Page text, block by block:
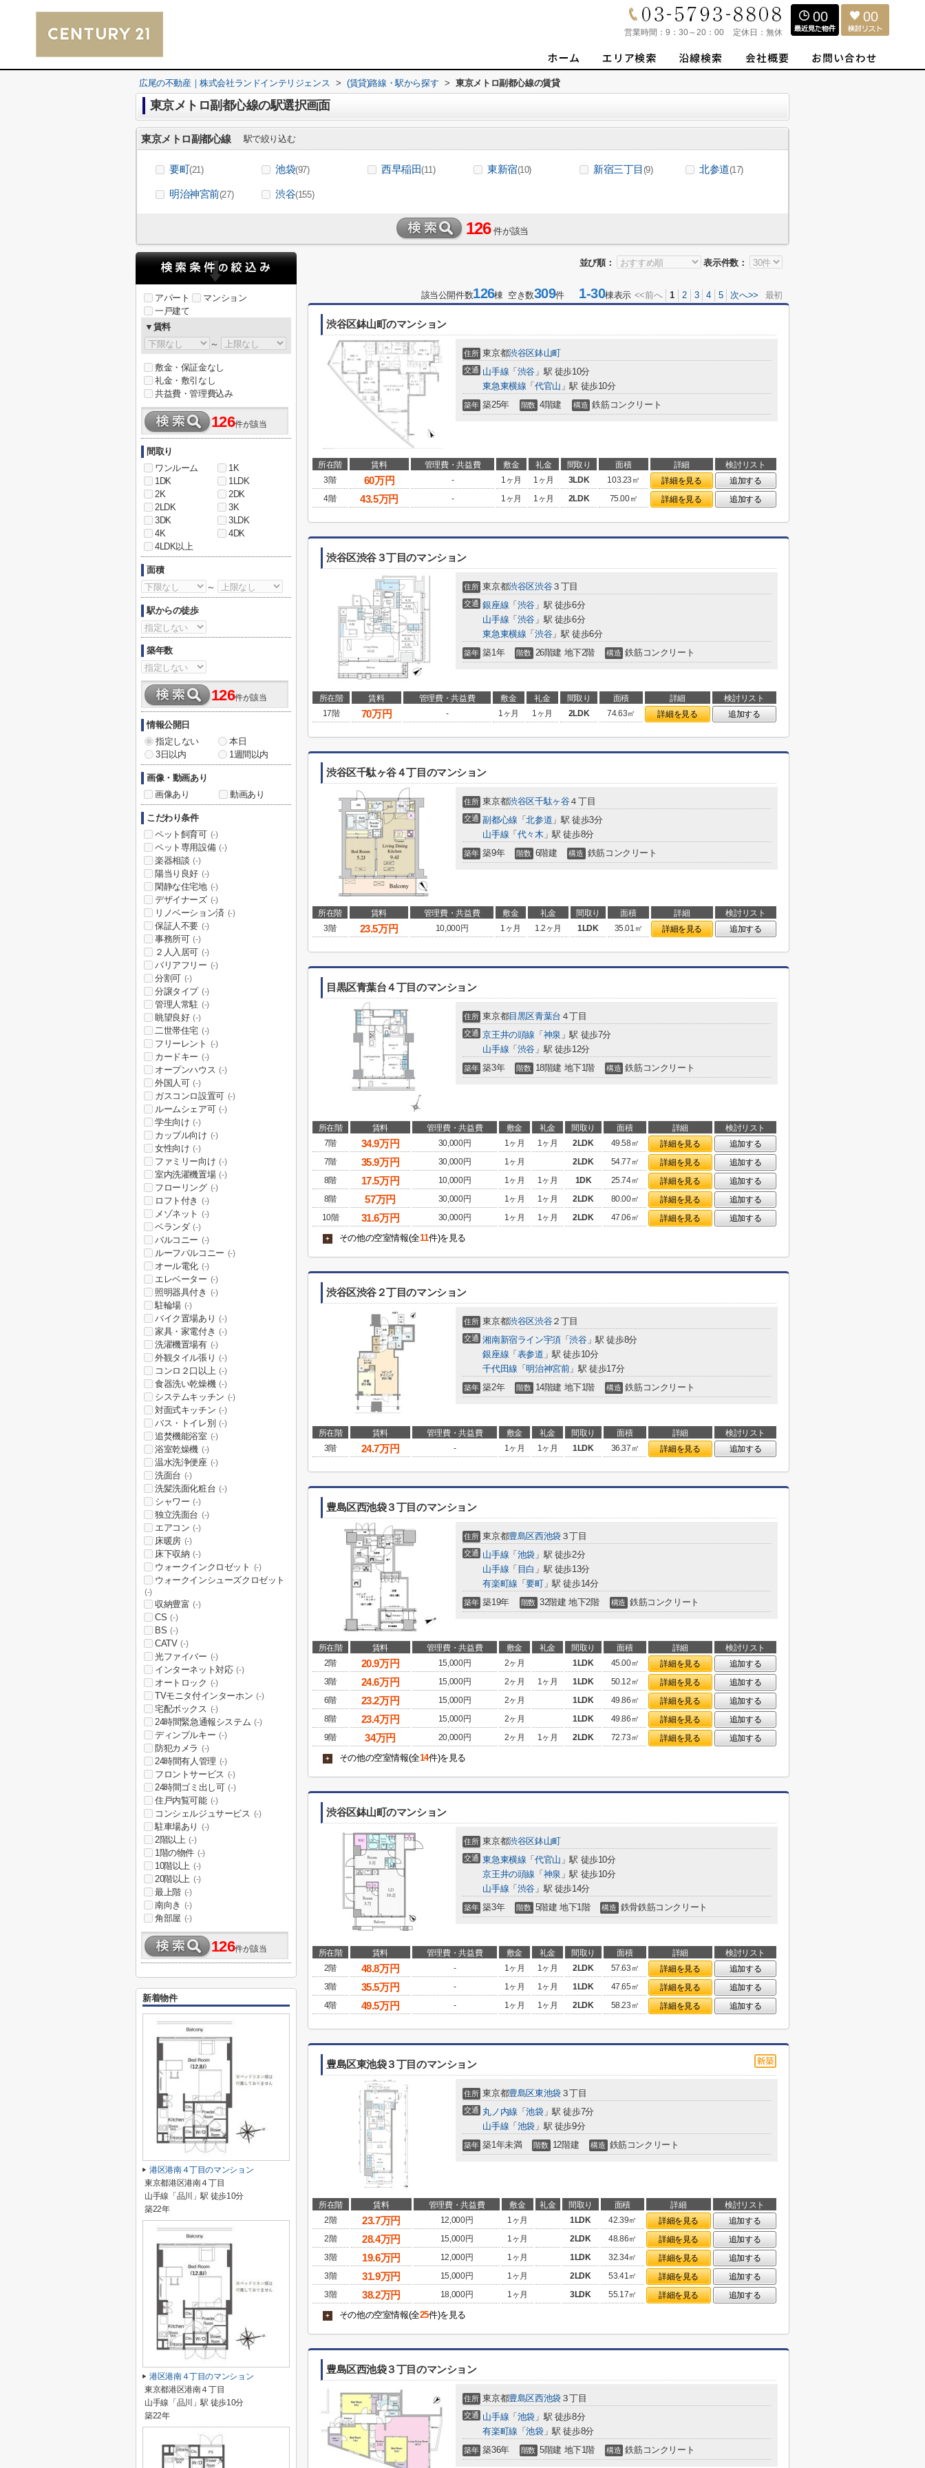
営業時間： 9：30～20：00 定休日： 無休
00 00
広尾の不動産｜株式会社ランドインテリジェンス > (賃貸)路線・駅から探す > 東京メトロ副都心線の賃貸
東京メトロ副都心線の駅選択画面
東京メトロ副都心線 駅で絞り込む
要町(21) 池袋(97) 西早稲田(11) 東新宿(10) 新宿三丁目 (9) 北参道(17)
明治神宮前(27) 渋谷(155)
126 件が該当
並び順： 表示件数：
該当公開件数126棟 空き数309件1-30棟表示 <<前へ 1 2 3 4 5 次へ>> 最初
渋谷区鉢山町のマンション
住所 東京都渋谷区鉢山町
交通 山手線 「 渋谷 」駅 徒歩10分
東急東横線 「 代官山 」駅 徒歩10分
築年 築25年 階数 4階建 構造 鉄筋コンクリート
所在階 賃料 管理費・共益費 敷金 礼金 間取り 面積 詳細
検討リスト
3階
60万円 - 1ヶ月 1ヶ月 3LDK 103.23㎡ 詳細を見る
追加する
4階
43.5万円 - 1ヶ月 1ヶ月 2LDK 75.00㎡ 詳細を見る 追加する
渋谷区渋谷３丁目のマンション
住所 東京都渋谷区渋谷３丁目
交通 銀座線 「 渋谷 」駅 徒歩6分
山手線 「 渋谷 」駅 徒歩6分
東急東横線 「 渋谷」駅 徒歩6分
築年 築1年 階数 26階建 地下2階 構造 鉄筋コンクリート
所在階 賃料 管理費・共益費 敷金 礼金 間取り 面積 詳細
検討リスト
17階
70万円 - 1ヶ月 1ヶ月 2LDK 74.63㎡ 詳細を見る 追加する
渋谷区千駄ヶ谷４丁目のマンション
住所 東京都渋谷区千駄ヶ谷４丁目
交通 副都心線 「北参道 」駅 徒歩3分
山手線 「 代々木 」駅 徒歩8分
築年 築9年 階数 6階建 構造 鉄筋コンクリート
所在階 賃料 管理費・共益費 敷金 礼金 間取り 面積 詳細
検討リスト
3階
23.5万円 10,000円 1ヶ月 1.2ヶ月 1LDK 35.01㎡ 詳細を見る 追加する
目黒区青葉台４丁目のマンション
住所 東京都目黒区青葉台 ４丁目
交通 京王井の頭線 「 神泉 」駅 徒歩7分
山手線 「 渋谷 」駅 徒歩12分
築年 築3年 階数 18階建 地下1階 構造 鉄筋コンクリート
所在階 賃料 管理費・共益費 敷金 礼金 間取り 面積 詳細
検討リスト
7階
34.9万円 30,000円 1ヶ月 1ヶ月 2LDK 49.58㎡ 詳細を見る
追加する
7階
35.9万円 30,000円 1ヶ月 2LDK 54.77㎡ 詳細を見る
追加する
8階
17.5万円 10,000円 1ヶ月 1ヶ月 1DK 25.74㎡ 詳細を見る
追加する
8階
57万円 30,000円 1ヶ月 1ヶ月 2LDK 80.00㎡ 詳細を見る
追加する
10階
31.6万円 30,000円 1ヶ月 1ヶ月 2LDK 47.06㎡ 詳細を見る 追加する
+ その他の空室情報(全11件)を見る
渋谷区渋谷２丁目のマンション
住所 東京都渋谷区渋谷２丁目
交通 湘南新宿ライン宇須「渋谷」駅 徒歩8分
銀座線 「 表参道 」駅 徒歩10分
千代田線 「明治神宮前」駅 徒歩17分
築年 築2年 階数 14階建 地下1階 構造 鉄筋コンクリート
所在階 賃料 管理費・共益費 敷金 礼金 間取り 面積 詳細
検討リスト
3階
24.7万円 - 1ヶ月 1ヶ月 1LDK 36.37㎡ 詳細を見る 追加する
豊島区西池袋３丁目のマンション
住所 東京都豊島区西池袋３丁目
交通 山手線 「 池袋 」駅 徒歩2分
山手線 「 目白 」駅 徒歩13分
有楽町線 「要町」駅 徒歩14分
築年 築19年 階数 32階建 地下2階 構造 鉄筋コンクリート
所在階 賃料 管理費・共益費 敷金 礼金 間取り 面積 詳細
検討リスト
2階
20.9万円 15,000円 2ヶ月 1LDK 45.00㎡ 詳細を見る
追加する
3階
24.6万円 15,000円 2ヶ月 1ヶ月 1LDK 50.12㎡ 詳細を見る
追加する
6階
23.2万円 15,000円 2ヶ月 1LDK 49.86㎡ 詳細を見る
追加する
8階
23.4万円 15,000円 2ヶ月 1LDK 49.86㎡ 詳細を見る
追加する
9階
34万円 20,000円 2ヶ月 1ヶ月 2LDK 72.73㎡ 詳細を見る 追加する
+ その他の空室情報(全14件)を見る
渋谷区鉢山町のマンション
住所 東京都渋谷区鉢山町
交通 東急東横線 「 代官山 」駅 徒歩10分
京王井の頭線 「 神泉 」駅 徒歩10分
山手線 「 渋谷 」駅 徒歩14分
築年 築3年 階数 5階建 地下1階 構造 鉄骨鉄筋コンクリート
所在階 賃料 管理費・共益費 敷金 礼金 間取り 面積 詳細
検討リスト
2階
48.8万円 - 1ヶ月 1ヶ月 2LDK 57.63㎡ 詳細を見る
追加する
3階
35.5万円 - 1ヶ月 1ヶ月 1LDK 47.65㎡ 詳細を見る
追加する
4階
49.5万円 - 1ヶ月 1ヶ月 2LDK 58.23㎡ 詳細を見る 追加する
豊島区東池袋３丁目のマンション
住所 東京都豊島区東池袋３丁目
交通 丸ノ内線 「池袋」駅 徒歩7分
山手線 「 池袋 」駅 徒歩9分
築年 築1年未満 階数 12階建 構造 鉄筋コンクリート
所在階 賃料 管理費・共益費 敷金 礼金 間取り 面積 詳細
検討リスト
2階
23.7万円 12,000円 1ヶ月 1LDK 42.39㎡ 詳細を見る
追加する
2階
28.4万円 15,000円 1ヶ月 2LDK 48.86㎡ 詳細を見る
追加する
3階
19.6万円 12,000円 1ヶ月 1LDK 32.34㎡ 詳細を見る
追加する
3階
31.9万円 15,000円 1ヶ月 2LDK 53.41㎡ 詳細を見る
追加する
3階
38.2万円 18,000円 1ヶ月 3LDK 55.17㎡ 詳細を見る 追加する
+ その他の空室情報(全25件)を見る
豊島区西池袋３丁目のマンション
住所 東京都豊島区西池袋３丁目
交通 山手線 「 池袋 」駅 徒歩8分
有楽町線 「池袋」駅 徒歩8分
築年 築36年 階数 5階建 地下1階 構造 鉄筋コンクリート
アパート
マンション
一戸建て
▼賃料
～
敷金・保証金なし
礼金・敷引なし
共益費・管理費込み
126件が該当
間取り
ワンルーム
1K
1DK
1LDK
2K
2DK
2LDK
3K
3DK
3LDK
4K
4DK
4LDK以上
面積
～
駅からの徒歩
築年数
126件が該当
情報公開日
指定しない
本日
3日以内
1週間以内
画像・動画あり
画像あり
動画あり
こだわり条件
ペット飼育可 (-)
ペット専用設備 (-)
楽器相談 (-)
陽当り良好 (-)
閑静な住宅地 (-)
デザイナーズ (-)
リノベーション済 (-)
保証人不要 (-)
事務所可 (-)
２人入居可 (-)
バリアフリー (-)
分割可 (-)
分譲タイプ (-)
管理人常駐 (-)
眺望良好 (-)
二世帯住宅 (-)
フリーレント (-)
カードキー (-)
オープンハウス (-)
外国人可 (-)
ガスコンロ設置可 (-)
ルームシェア可 (-)
学生向け (-)
カップル向け (-)
女性向け (-)
ファミリー向け (-)
室内洗濯機置場 (-)
フローリング (-)
ロフト付き (-)
メゾネット (-)
ベランダ (-)
バルコニー (-)
ルーフバルコニー (-)
オール電化 (-)
エレベーター (-)
照明器具付き (-)
駐輪場 (-)
バイク置場あり (-)
家具・家電付き (-)
洗濯機置場有 (-)
外観タイル張り (-)
コンロ２口以上 (-)
食器洗い乾燥機 (-)
システムキッチン (-)
対面式キッチン (-)
バス・トイレ別 (-)
追焚機能浴室 (-)
浴室乾燥機 (-)
温水洗浄便座 (-)
洗面台 (-)
洗髪洗面化粧台 (-)
シャワー (-)
独立洗面台 (-)
エアコン (-)
床暖房 (-)
床下収納 (-)
ウォークインクロゼット (-)
ウォークインシューズクロゼット
(-)
収納豊富 (-)
CS (-)
BS (-)
CATV (-)
光ファイバー (-)
インターネット対応 (-)
オートロック (-)
TVモニタ付インターホン (-)
宅配ボックス (-)
24時間緊急通報システム (-)
ディンプルキー (-)
防犯カメラ (-)
24時間有人管理 (-)
フロントサービス (-)
24時間ゴミ出し可 (-)
住戸内覧可能 (-)
コンシェルジュサービス (-)
駐車場あり (-)
2階以上 (-)
1階の物件 (-)
10階以上 (-)
20階以上 (-)
最上階 (-)
南向き (-)
角部屋 (-)
126件が該当
新着物件
港区港南４丁目のマンション
東京都港区港南４丁目
山手線「品川」駅 徒歩10分
築22年
港区港南４丁目のマンション
東京都港区港南４丁目
山手線「品川」駅 徒歩10分
築22年